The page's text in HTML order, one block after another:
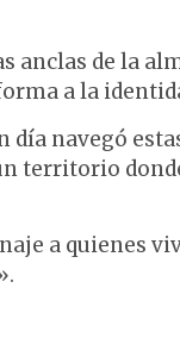
de la
a la
día navegó
territorio
a quienes